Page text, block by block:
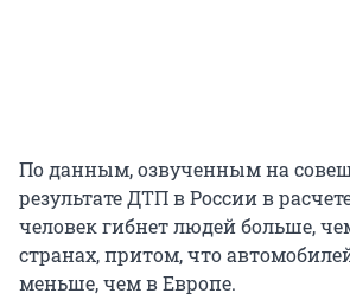
По данным, озвученным на
результате ДТП в России в
человек гибнет людей больше,
странах, притом, что
меньше, чем в Европе.